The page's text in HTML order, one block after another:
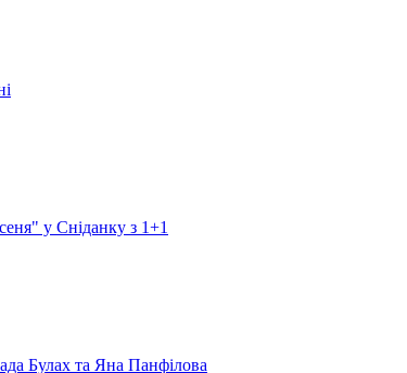
у Сніданку з 1+1
Булах та Яна Панфілова